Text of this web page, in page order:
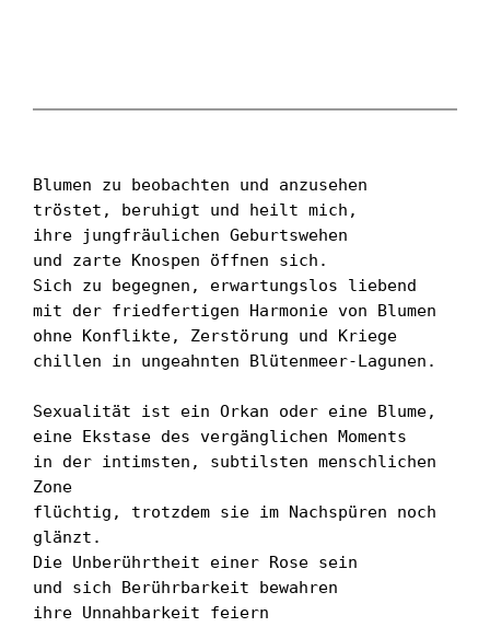
Blumen zu beobachten und anzusehen
tröstet, beruhigt und heilt mich,
ihre jungfräulichen Geburtswehen
und zarte Knospen öffnen sich.
Sich zu begegnen, erwartungslos liebend
mit der friedfertigen Harmonie von Blumen
ohne Konflikte, Zerstörung und Kriege
chillen in ungeahnten Blütenmeer-Lagunen.
Sexualität ist ein Orkan oder eine Blume,
eine Ekstase des vergänglichen Moments
in der intimsten, subtilsten menschlichen
Zone
flüchtig, trotzdem sie im Nachspüren noch
glänzt.
Die Unberührtheit einer Rose sein
und sich Berührbarkeit bewahren
ihre Unnahbarkeit feiern